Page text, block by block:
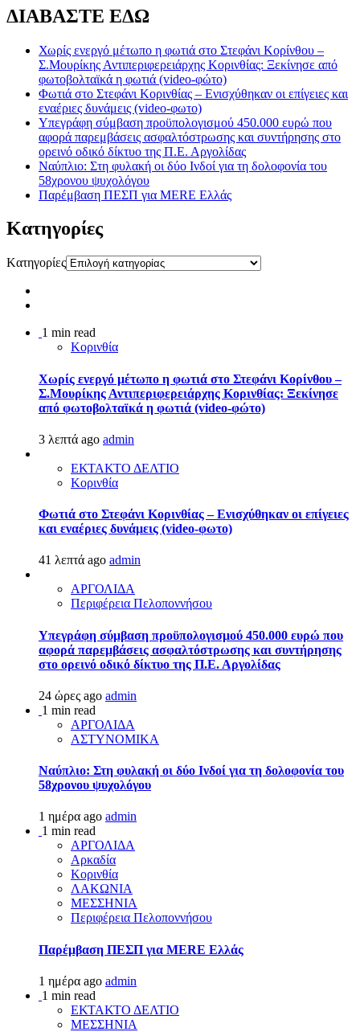
ΔΙΑΒΑΣΤΕ ΕΔΩ
Χωρίς ενεργό μέτωπο η φωτιά στο Στεφάνι Κορίνθου –
Σ.Μουρίκης Αντιπεριφερειάρχης Κορινθίας: Ξεκίνησε από
φωτοβολταϊκά η φωτιά (video-φώτο)
Φωτιά στο Στεφάνι Κορινθίας – Ενισχύθηκαν οι επίγειες και
εναέριες δυνάμεις (video-φωτο)
Υπεγράφη σύμβαση προϋπολογισμού 450.000 ευρώ που
αφορά παρεμβάσεις ασφαλτόστρωσης και συντήρησης στο
ορεινό οδικό δίκτυο της Π.Ε. Αργολίδας
Ναύπλιο: Στη φυλακή οι δύο Ινδοί για τη δολοφονία του
58χρονου ψυχολόγου
Παρέμβαση ΠΕΣΠ για MERE Ελλάς
Kατηγορίες
Kατηγορίες
1 min read
Κορινθία
Χωρίς ενεργό μέτωπο η φωτιά στο Στεφάνι Κορίνθου –
Σ.Μουρίκης Αντιπεριφερειάρχης Κορινθίας: Ξεκίνησε
από φωτοβολταϊκά η φωτιά (video-φώτο)
3 λεπτά ago admin
ΕΚΤΑΚΤΟ ΔΕΛΤΙΟ
Κορινθία
Φωτιά στο Στεφάνι Κορινθίας – Ενισχύθηκαν οι επίγειες
και εναέριες δυνάμεις (video-φωτο)
41 λεπτά ago admin
ΑΡΓΟΛΙΔΑ
Περιφέρεια Πελοποννήσου
Υπεγράφη σύμβαση προϋπολογισμού 450.000 ευρώ που
αφορά παρεμβάσεις ασφαλτόστρωσης και συντήρησης
στο ορεινό οδικό δίκτυο της Π.Ε. Αργολίδας
24 ώρες ago admin
1 min read
ΑΡΓΟΛΙΔΑ
ΑΣΤΥΝΟΜΙΚΑ
Ναύπλιο: Στη φυλακή οι δύο Ινδοί για τη δολοφονία του
58χρονου ψυχολόγου
1 ημέρα ago admin
1 min read
ΑΡΓΟΛΙΔΑ
Αρκαδία
Κορινθία
ΛΑΚΩΝΙΑ
ΜΕΣΣΗΝΙΑ
Περιφέρεια Πελοποννήσου
Παρέμβαση ΠΕΣΠ για MERE Ελλάς
1 ημέρα ago admin
1 min read
ΕΚΤΑΚΤΟ ΔΕΛΤΙΟ
ΜΕΣΣΗΝΙΑ